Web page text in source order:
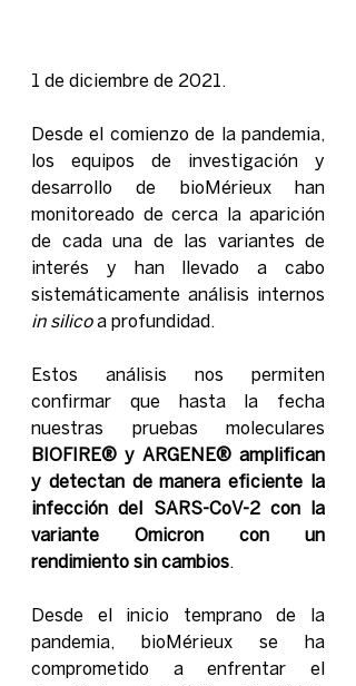
1 de diciembre de 2021.
Desde el comienzo de la pandemia,
los equipos de investigación y
desarrollo de bioMérieux han
monitoreado de cerca la aparición
de cada una de las variantes de
interés y han llevado a cabo
sistemáticamente análisis internos
in silico a profundidad.
Estos análisis nos permiten
confirmar que hasta la fecha
BIOFIRE® y ARGENE® amplifican
y detectan de manera eficiente la
infección del SARS-CoV-2 con la
variante Omicron con un
rendimiento sin cambios.
Desde el inicio temprano de la
pandemia, bioMérieux se ha
comprometido a enfrentar el